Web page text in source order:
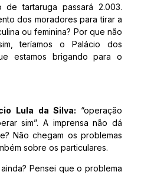
tartaruga passará 2.003.
dos moradores para tirar a
ou feminina? Por que não
teríamos o Palácio dos
estamos brigando para o
Lula da Silva: “operação
sim”. A imprensa não dá
Não chegam os problemas
sobre os particulares.
Pensei que o problema